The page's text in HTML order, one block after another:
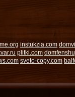
instukzia.com
plitki.com
sveto-copy.com